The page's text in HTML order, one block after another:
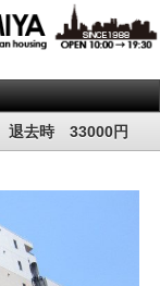
退去時 33000円